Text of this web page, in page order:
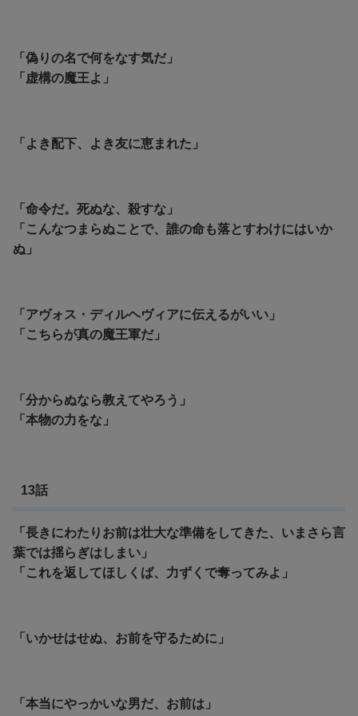
「偽りの名で何をなす気だ」
「虚構の魔王よ」
「よき配下、よき友に恵まれた」
「命令だ。死ぬな、殺すな」
「こんなつまらぬことで、誰の命も落とすわけにはいか
ぬ」
「アヴォス・ディルヘヴィアに伝えるがいい」
「こちらが真の魔王軍だ」
「分からぬなら教えてやろう」
「本物の力をな」
13話
「長きにわたりお前は壮大な準備をしてきた、いまさら言
葉では揺らぎはしまい」
「これを返してほしくば、力ずくで奪ってみよ」
「いかせはせぬ、お前を守るために」
「本当にやっかいな男だ、お前は」